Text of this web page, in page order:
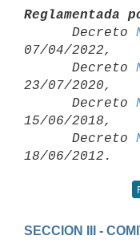
Reglamentada
Decreto
07/04/2022,
      Decreto
23/07/2020,
      Decreto
15/06/2018,
      Decreto
SECCION III -